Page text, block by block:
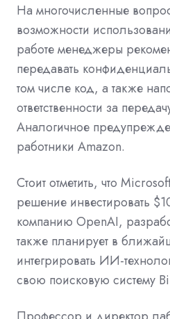
На многочисленные
возможности
работе менеджеры
передавать
том числе код, а также
ответственности за
Аналогичное
работники Amazon.
Стоит отметить, что
решение инвестировать
компанию OpenAI,
также планирует в
интегрировать ИИ-
свою поисковую систему